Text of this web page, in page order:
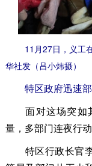
11月27日，义工
华社发（吕小炜摄）
特区政府迅速
面对这场突如
量，多部门连夜行
特区行政长官李